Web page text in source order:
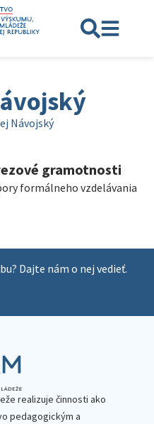
Návojský
gramotnosti
formálneho vzdelávania
Dajte nám o nej vedieť.
realizuje činnosti ako
pedagogickým a